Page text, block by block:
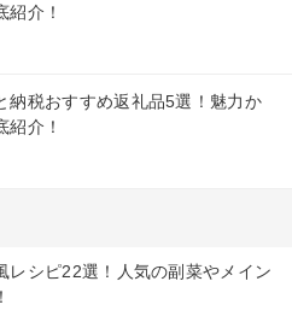
紹介！
納税おすすめ返礼品5選！魅力か
紹介！
レシピ22選！人気の副菜やメイン